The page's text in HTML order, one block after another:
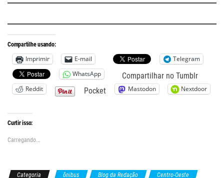
Compartilhe usando:
Imprimir E-mail
Telegram
WhatsApp
Compartilhar no Tumblr
Reddit Pocket Mastodon Nextdoor
Curtir isso:
Carregando...
Categoria ônibus Blog da Redação
Centro-Oeste